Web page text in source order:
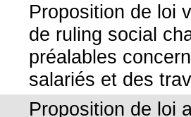
Proposition de loi
de ruling social
préalables
salariés et des
Proposition de loi